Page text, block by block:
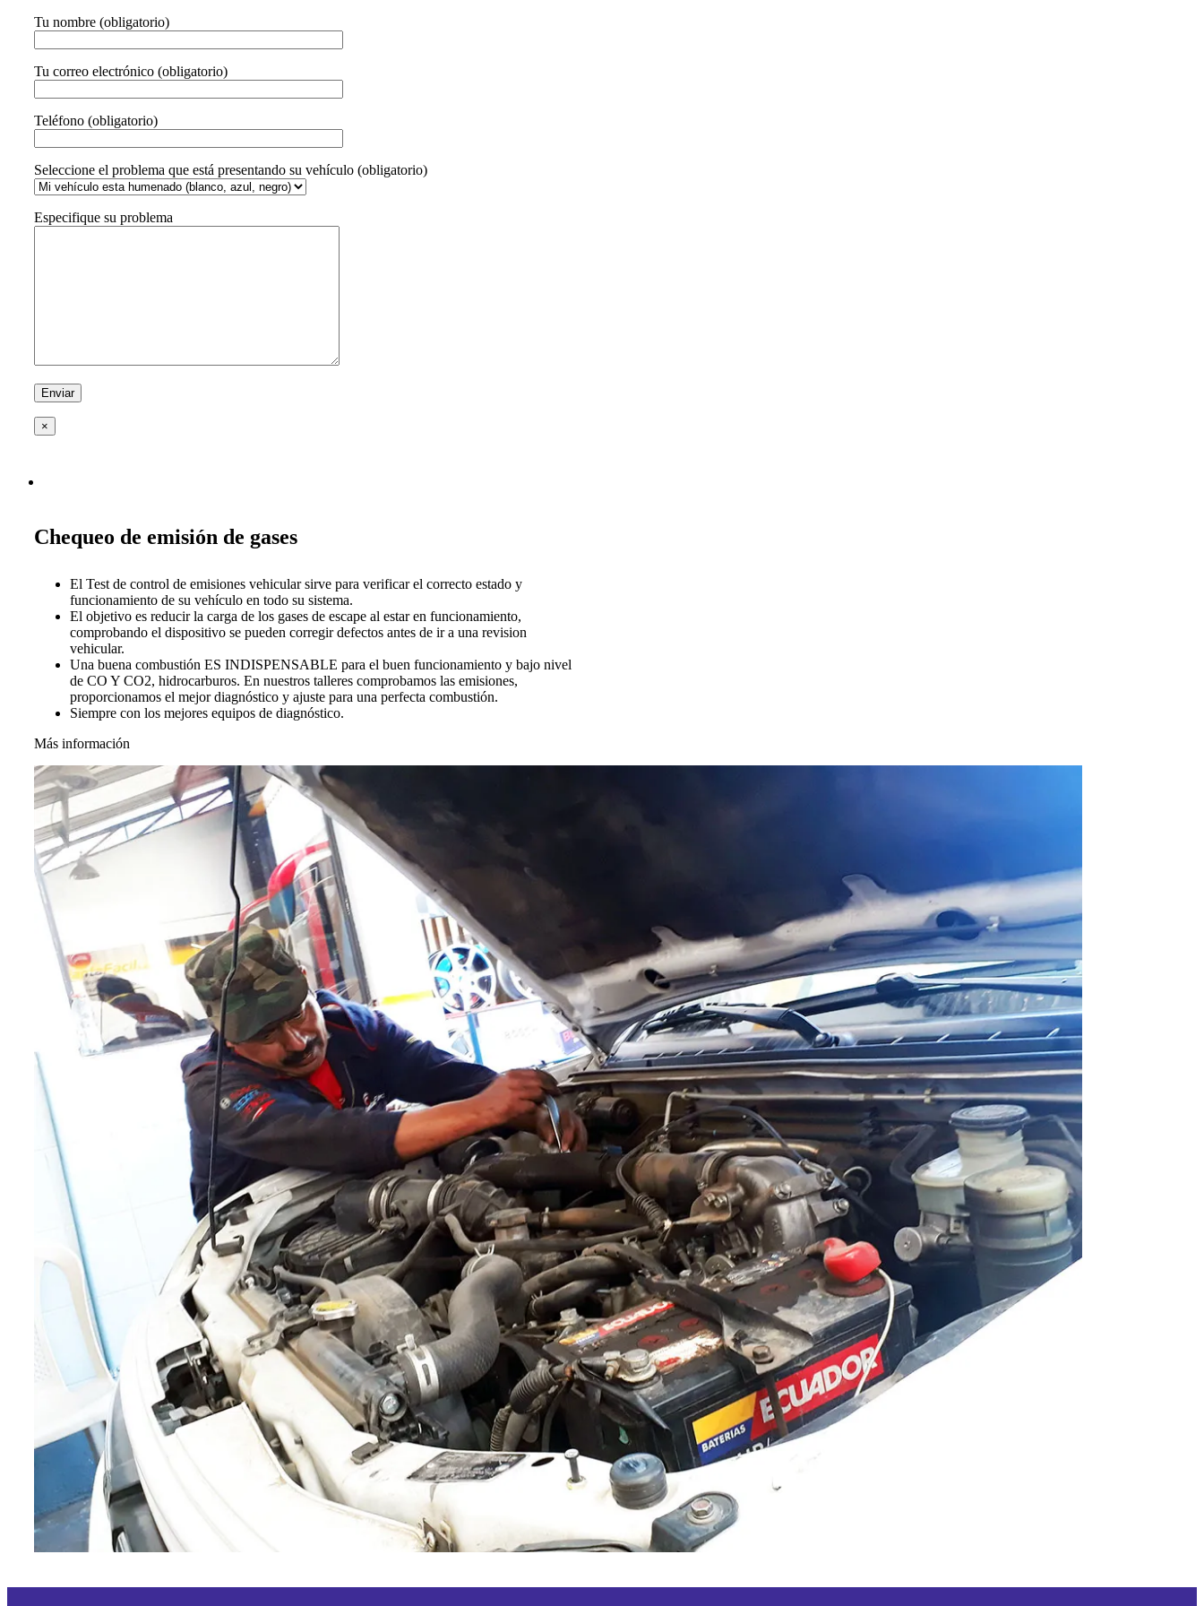
Tu nombre (obligatorio)
Tu correo electrónico (obligatorio)
Teléfono (obligatorio)
Seleccione el problema que está presentando su vehículo (obligatorio)
Especifique su problema
×
Chequeo de emisión de gases
El Test de control de emisiones vehicular sirve para verificar el correcto estado y
funcionamiento de su vehículo en todo su sistema.
El objetivo es reducir la carga de los gases de escape al estar en funcionamiento,
comprobando el dispositivo se pueden corregir defectos antes de ir a una revision
vehicular.
Una buena combustión ES INDISPENSABLE para el buen funcionamiento y bajo nivel
de CO Y CO2, hidrocarburos. En nuestros talleres comprobamos las emisiones,
proporcionamos el mejor diagnóstico y ajuste para una perfecta combustión.
Siempre con los mejores equipos de diagnóstico.
Más información